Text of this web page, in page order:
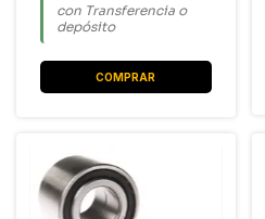
con Transferencia o
depósito